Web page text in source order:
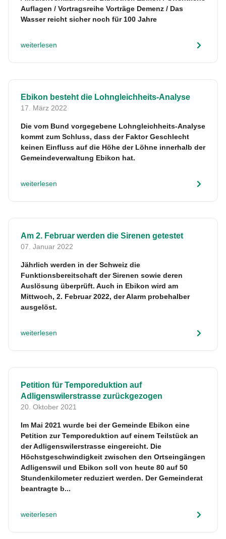
Auflagen / Vortragsreihe Vorträge Demenz / Das
Wasser reicht sicher noch für 100 Jahre
weiterlesen
Ebikon besteht die Lohngleichheits-Analyse
17. März 2022
Die vom Bund vorgegebene Lohngleichheits-Analyse
kommt zum Schluss, dass der Faktor Geschlecht
keinen Einfluss auf die Höhe der Löhne innerhalb der
Gemeindeverwaltung Ebikon hat.
weiterlesen
Am 2. Februar werden die Sirenen getestet
07. Januar 2022
Jährlich werden in der Schweiz die
Funktionsbereitschaft der Sirenen sowie deren
Auslösung überprüft. Auch in Ebikon wird am
Mittwoch, 2. Februar 2022, der Alarm probehalber
ausgelöst.
weiterlesen
Petition für Temporeduktion auf
Adligenswilerstrasse zurückgezogen
20. Oktober 2021
Im Mai 2021 wurde bei der Gemeinde Ebikon eine
Petition zur Temporeduktion auf einem Teilstück an
der Adligenswilerstrasse eingereicht. Die
Höchstgeschwindigkeit zwischen den Ortseingängen
Adligenswil und Ebikon soll von heute 80 auf 50
Stundenkilometer reduziert werden. Der Gemeinderat
beantragte b...
weiterlesen